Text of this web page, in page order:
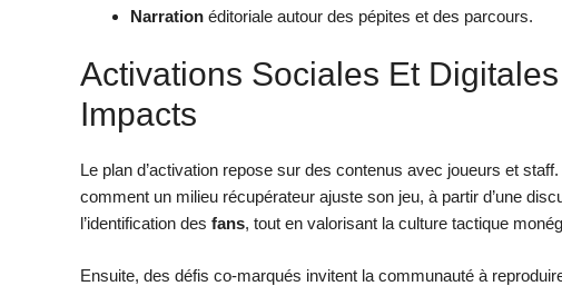
Narration éditoriale autour des pépites et des parcours.
Activations Sociales Et
Impacts
Le plan d’activation repose sur des contenus avec joueurs et
comment un milieu récupérateur ajuste son jeu, à partir d’une
l’identification des fans, tout en valorisant la culture tactique
Ensuite, des défis co-marqués invitent la communauté à